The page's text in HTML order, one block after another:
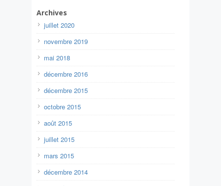
Archives
juillet 2020
novembre 2019
mai 2018
décembre 2016
décembre 2015
octobre 2015
août 2015
juillet 2015
mars 2015
décembre 2014